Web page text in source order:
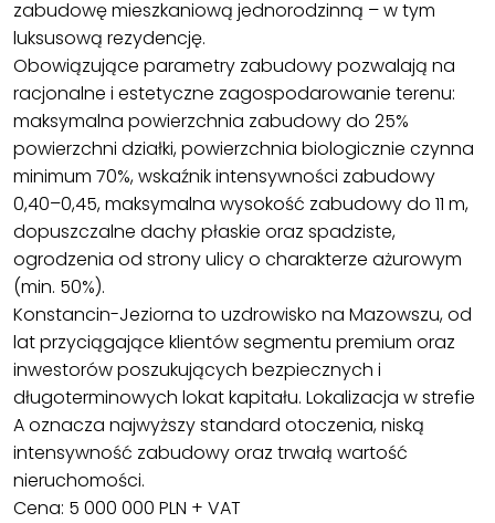
zabudowę mieszkaniową jednorodzinną – w tym
luksusową rezydencję.
Obowiązujące parametry zabudowy pozwalają na
racjonalne i estetyczne zagospodarowanie terenu:
maksymalna powierzchnia zabudowy do 25%
powierzchni działki, powierzchnia biologicznie czynna
minimum 70%, wskaźnik intensywności zabudowy
0,40–0,45, maksymalna wysokość zabudowy do 11 m,
dopuszczalne dachy płaskie oraz spadziste,
ogrodzenia od strony ulicy o charakterze ażurowym
(min. 50%).
Konstancin-Jeziorna to uzdrowisko na Mazowszu, od
lat przyciągające klientów segmentu premium oraz
inwestorów poszukujących bezpiecznych i
długoterminowych lokat kapitału. Lokalizacja w strefie
A oznacza najwyższy standard otoczenia, niską
intensywność zabudowy oraz trwałą wartość
nieruchomości.
Cena: 5 000 000 PLN + VAT